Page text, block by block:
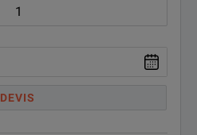
DEVIS